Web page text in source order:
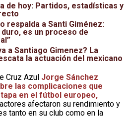
de hoy: Partidos, estadísticas y
respalda a Santi Giménez:
es un proceso de
a Santiago Gimenez? La
la actuación del mexicano
Cruz Azul Jorge Sánchez
las complicaciones que
en el fútbol europeo,
afectaron su rendimiento y
tanto en su club como en la